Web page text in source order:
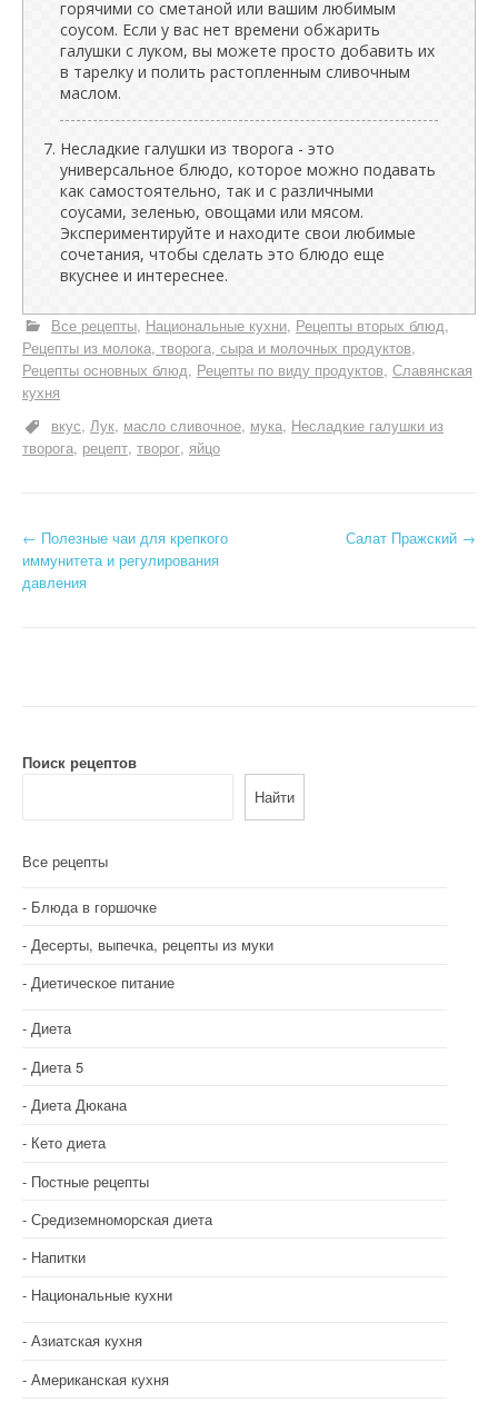
горячими со сметаной или вашим любимым
соусом. Если у вас нет времени обжарить
галушки с луком, вы можете просто добавить их
в тарелку и полить растопленным сливочным
маслом.
Несладкие галушки из творога - это
универсальное блюдо, которое можно подавать
как самостоятельно, так и с различными
соусами, зеленью, овощами или мясом.
Экспериментируйте и находите свои любимые
сочетания, чтобы сделать это блюдо еще
вкуснее и интереснее.
Все рецепты Национальные кухни Рецепты вторых блюд
Рецепты из молока, творога, сыра и молочных продуктов
Рецепты основных блюд Рецепты по виду продуктов Славянская
кухня
вкус Лук масло сливочное мука Несладкие галушки из
творога рецепт творог яйцо
Н
а
а
я
п
о
з
а
п
и
с
я
м
← Полезные чаи для крепкого
иммунитета и регулирования
давления
Салат Пражский →
Поиск рецептов
Найти
Все рецепты
Блюда в горшочке
Десерты, выпечка, рецепты из муки
Диетическое питание
Диета
Диета 5
Диета Дюкана
Кето диета
Постные рецепты
Средиземноморская диета
Напитки
Национальные кухни
Азиатская кухня
Американская кухня